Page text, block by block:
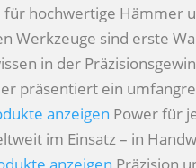
für hochwertige
Werkzeuge sind erste
in der
präsentiert ein
anzeigen Power für
im Einsatz – in